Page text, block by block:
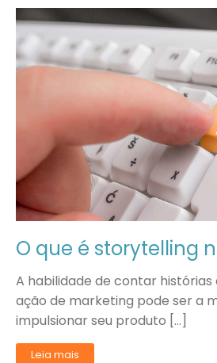
O que é storytelling
A habilidade de contar
ação de marketing pode ser a
impulsionar seu produto […]
Leia mais